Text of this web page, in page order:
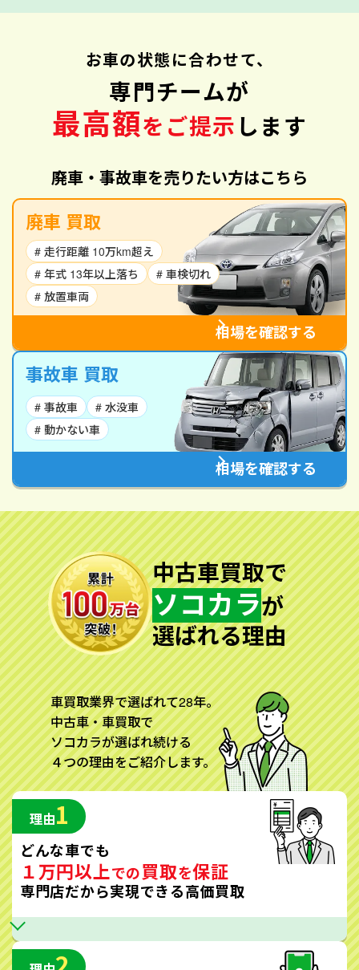
お車の状態に合わせて、
専門チームが
最高額をご提示 します
廃車・事故車を売りたい方はこちら
廃車 買取
# 走行距離 10万km超え
# 年式 13年以上落ち
# 車検切れ
# 放置車両
相場を確認する
事故車 買取
# 事故車
# 水没車
# 動かない車
相場を確認する
中古車買取で
ソコカラが
選ばれる理由
車買取業界で選ばれて28年。
中古車・車買取で
ソコカラが選ばれ続ける
４つの理由をご紹介します。
理由1
どんな車でも
１万円以上での買取を保証
専門店だから実現できる高価買取